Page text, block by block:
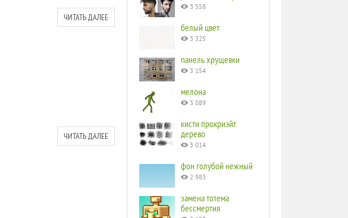
ЧИТАТЬ ДАЛЕЕ
ЧИТАТЬ ДАЛЕЕ
3 558
белый цвет
3 325
панель хрущевки
3 154
мелона
3 089
кисти прокриэйт
дерево
3 014
фон голубой нежный
2 983
замена тотема
бессмертия